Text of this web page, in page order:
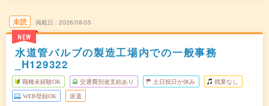
未読
NEW
掲載日 2026/08/05
水道管バルブの製造工場内での一般事務
_H129322
職種未経験OK 交通費別途支給あり 土日祝日が休み 残業なし
WEB登録OK 派遣